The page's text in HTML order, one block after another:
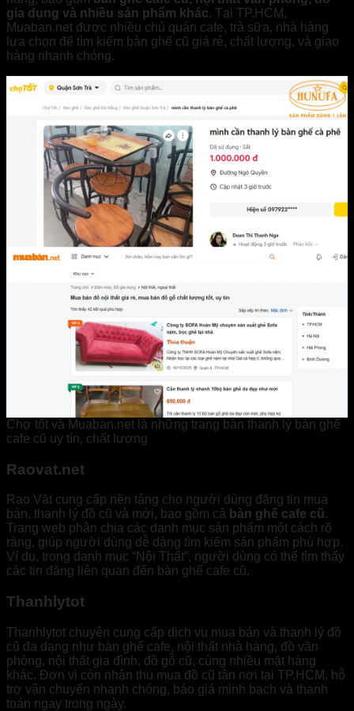
gia dụng và nhiều sản phẩm khác. Tại TP.HCM,
Muaban.net được nhiều chủ quán cafe, trà sữa, nhà hàng
lựa chọn để tìm kiếm bàn ghế cũ giá rẻ, chất lượng, và giao
hàng nhanh chóng.
Chợ tốt và Muaban.net là những trang bán thanh lý bàn ghế
cafe cũ uy tín, chất lượng
Raovat.net
Rao Vặt cung cấp nền tảng cho người dùng đăng tin mua
bán, thanh lý đồ cũ và mới, bao gồm cả bàn ghế cafe cũ.
Trang web phân chia các danh mục sản phẩm một cách rõ
ràng, giúp người dùng dễ dàng tìm kiếm sản phẩm phù hợp.
Ví dụ, trong danh mục “Nội Thất”, người dùng có thể tìm thấy
các tin đăng liên quan đến bàn ghế cafe cũ.
Thanhlytot
Thanhlytot chuyên cung cấp dịch vụ mua bán và thanh lý đồ
cũ đa dạng như bàn ghế cafe, nội thất nhà hàng, đồ văn
phòng, nội thất gia đình, đồ gỗ cũ, cùng nhiều mặt hàng
khác. Đơn vị còn nhận thu mua đồ cũ tận nơi tại TP.HCM, hỗ
trợ vận chuyển nhanh chóng, báo giá minh bạch và thanh
toán ngay trong ngày.